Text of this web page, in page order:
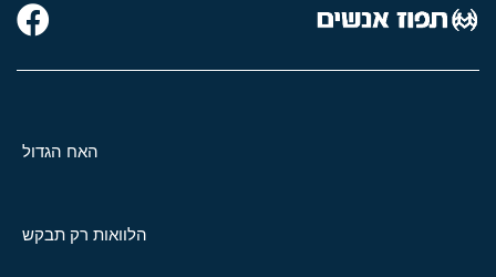
האח הגדול
הלוואות רק תבקש